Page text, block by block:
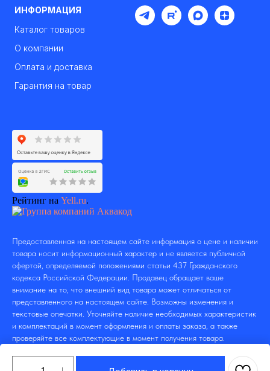
ИНФОРМАЦИЯ
Каталог товаров
О компании
Оплата и доставка
Гарантия на товар
Рейтинг на Yell.ru.
Предоставленная на настоящем сайте информация о цене и наличии
товара носит информационный характер и не является публичной
офертой, определяемой положениями статьи 437 Гражданского
кодекса Российской Федерации. Продавец обращает ваше
внимание на то, что внешний вид товара может отличаться от
представленного на настоящем сайте. Возможны изменения и
текстовые опечатки. Уточняйте наличие необходимых характеристик
и комплектаций в момент оформления и оплаты заказа, а также
проверяйте все комплектующие в момент получения товара.